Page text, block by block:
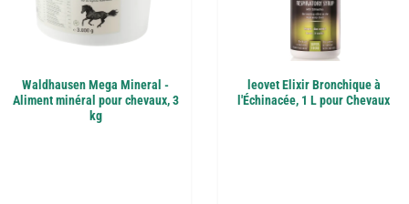
Waldhausen Mega Mineral -
Aliment minéral pour chevaux, 3
kg
leovet Elixir Bronchique à
l'Échinacée, 1 L pour Chevaux